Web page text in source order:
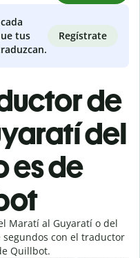
tus
Regístrate
de
del
es de
Maratí al Guyaratí o del
con el traductor
Quillbot.